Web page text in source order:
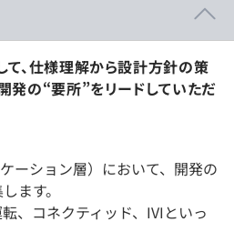
、仕様理解から設計方針の策
発の“要所”をリードしていただ
ーション層）において、開発の
ます。
、コネクティッド、IVIといっ